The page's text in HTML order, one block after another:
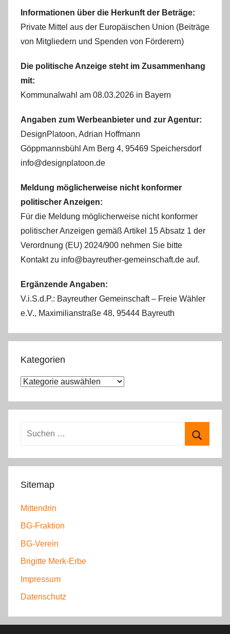
Informationen über die Herkunft der Beträge:
Private Mittel aus der Europäischen Union (Beiträge
von Mitgliedern und Spenden von Förderern)
Die politische Anzeige steht im Zusammenhang
mit:
Kommunalwahl am 08.03.2026 in Bayern
Angaben zum Werbeanbieter und zur Agentur:
DesignPlatoon, Adrian Hoffmann
Göppmannsbühl Am Berg 4, 95469 Speichersdorf
info@designplatoon.de
Meldung möglicherweise nicht konformer
politischer Anzeigen:
Für die Meldung möglicherweise nicht konformer
politischer Anzeigen gemäß Artikel 15 Absatz 1 der
Verordnung (EU) 2024/900 nehmen Sie bitte
Kontakt zu info@bayreuther-gemeinschaft.de auf.
Ergänzende Angaben:
V.i.S.d.P.: Bayreuther Gemeinschaft – Freie Wähler
e.V., Maximilianstraße 48, 95444 Bayreuth
Kategorien
K
t
r
i
n
c
e
a
c
h
u
Sitemap
Mittendrin
BG-Fraktion
BG-Verein
Brigitte Merk-Erbe
Impressum
Datenschutz